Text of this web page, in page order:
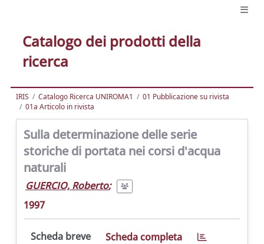
Catalogo dei prodotti della
ricerca
IRIS Catalogo Ricerca UNIROMA1
01 Pubblicazione su rivista
01a Articolo in rivista
Sulla determinazione delle serie
storiche di portata nei corsi d'acqua
naturali
GUERCIO, Roberto;
1997
Scheda breve Scheda completa